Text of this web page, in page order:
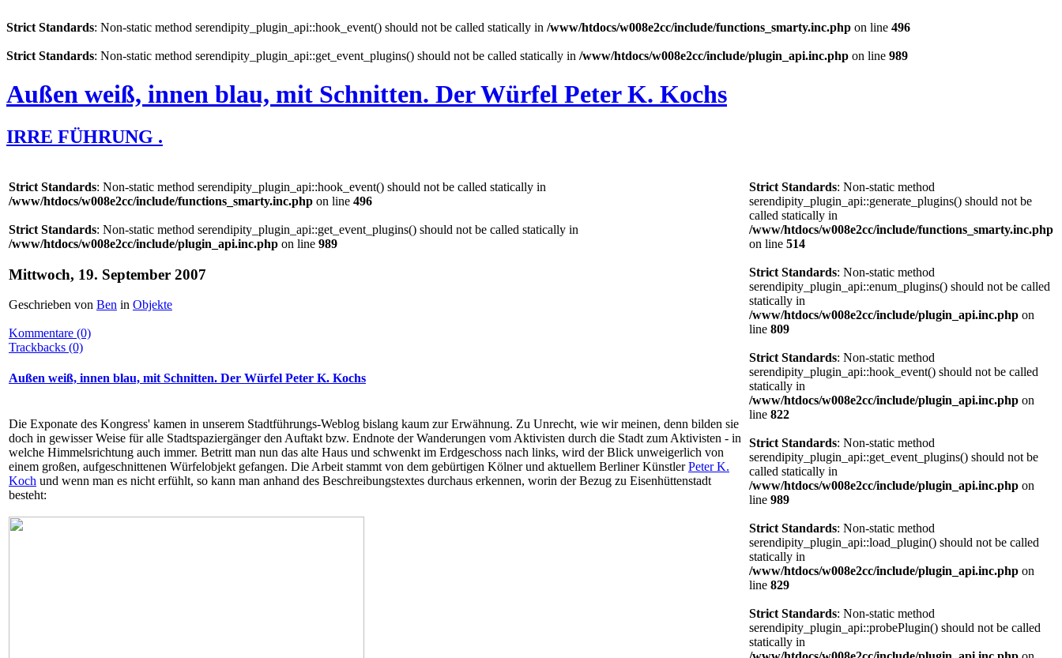
Strict Standards: Non-static method serendipity_plugin_api::hook_event() should not be called statically in /www/htdocs/w008e2cc/include/functions_smarty.inc.php on line 496
Strict Standards: Non-static method serendipity_plugin_api::get_event_plugins() should not be called statically in /www/htdocs/w008e2cc/include/plugin_api.inc.php on line 989
Außen weiß, innen blau, mit Schnitten. Der Würfel Peter K. Kochs
IRRE FÜHRUNG .
Strict Standards: Non-static method serendipity_plugin_api::hook_event() should not be called statically in
/www/htdocs/w008e2cc/include/functions_smarty.inc.php on line 496
Strict Standards: Non-static method serendipity_plugin_api::get_event_plugins() should not be called statically in
/www/htdocs/w008e2cc/include/plugin_api.inc.php on line 989
Mittwoch, 19. September 2007
Geschrieben von Ben in Objekte
Kommentare (0)
Trackbacks (0)
Außen weiß, innen blau, mit Schnitten. Der Würfel Peter K. Kochs
Die Exponate des Kongress' kamen in unserem Stadtführungs-Weblog bislang kaum zur Erwähnung. Zu Unrecht, wie wir meinen, denn bilden sie
doch in gewisser Weise für alle Stadtspaziergänger den Auftakt bzw. Endnote der Wanderungen vom Aktivisten durch die Stadt zum Aktivisten - in
welche Himmelsrichtung auch immer. Betritt man nun das alte Haus und schwenkt im Erdgeschoss nach links, wird der Blick unweigerlich von
einem großen, aufgeschnittenen Würfelobjekt gefangen. Die Arbeit stammt von dem gebürtigen Kölner und aktuellem Berliner KünstlerPeter K.
Koch und wenn man es nicht erfühlt, so kann man anhand des Beschreibungstextes durchaus erkennen, worin der Bezug zu Eisenhüttenstadt
besteht:
Strict Standards: Non-static method
serendipity_plugin_api::generate_plugins() should not be
called statically in
/www/htdocs/w008e2cc/include/functions_smarty.inc.php
on line 514
Strict Standards: Non-static method
serendipity_plugin_api::enum_plugins() should not be called
statically in
/www/htdocs/w008e2cc/include/plugin_api.inc.php on
line 809
Strict Standards: Non-static method
serendipity_plugin_api::hook_event() should not be called
statically in
/www/htdocs/w008e2cc/include/plugin_api.inc.php on
line 822
Strict Standards: Non-static method
serendipity_plugin_api::get_event_plugins() should not be
called statically in
/www/htdocs/w008e2cc/include/plugin_api.inc.php on
line 989
Strict Standards: Non-static method
serendipity_plugin_api::load_plugin() should not be called
statically in
/www/htdocs/w008e2cc/include/plugin_api.inc.php on
line 829
Strict Standards: Non-static method
serendipity_plugin_api::probePlugin() should not be called
statically in